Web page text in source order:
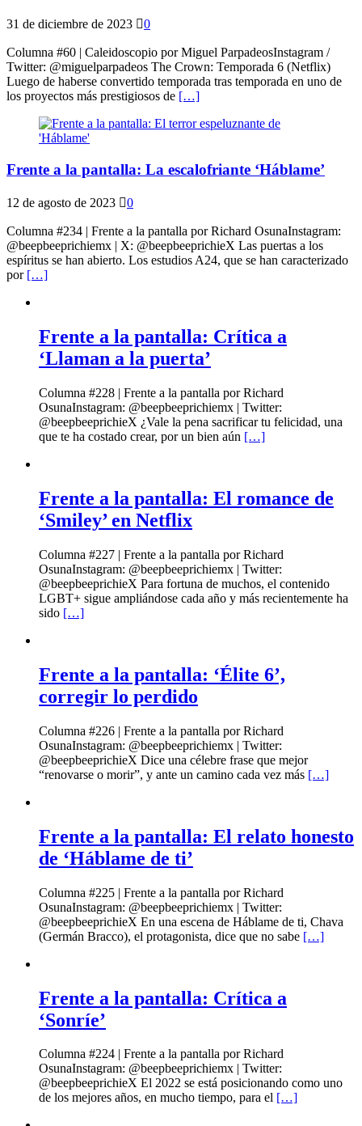
31 de diciembre de 2023 0
Columna #60 | Caleidoscopio por Miguel ParpadeosInstagram /
Twitter: @miguelparpadeos The Crown: Temporada 6 (Netflix)
Luego de haberse convertido temporada tras temporada en uno de
los proyectos más prestigiosos de […]
Frente a la pantalla: La escalofriante ‘Háblame’
12 de agosto de 2023 0
Columna #234 | Frente a la pantalla por Richard OsunaInstagram:
@beepbeeprichiemx | X: @beepbeeprichieX Las puertas a los
espíritus se han abierto. Los estudios A24, que se han caracterizado
por […]
Frente a la pantalla: Crítica a
‘Llaman a la puerta’
Columna #228 | Frente a la pantalla por Richard
OsunaInstagram: @beepbeeprichiemx | Twitter:
@beepbeeprichieX ¿Vale la pena sacrificar tu felicidad, una
que te ha costado crear, por un bien aún […]
Frente a la pantalla: El romance de
‘Smiley’ en Netflix
Columna #227 | Frente a la pantalla por Richard
OsunaInstagram: @beepbeeprichiemx | Twitter:
@beepbeeprichieX Para fortuna de muchos, el contenido
LGBT+ sigue ampliándose cada año y más recientemente ha
sido […]
Frente a la pantalla: ‘Élite 6’,
corregir lo perdido
Columna #226 | Frente a la pantalla por Richard
OsunaInstagram: @beepbeeprichiemx | Twitter:
@beepbeeprichieX Dice una célebre frase que mejor
“renovarse o morir”, y ante un camino cada vez más […]
Frente a la pantalla: El relato honesto
de ‘Háblame de ti’
Columna #225 | Frente a la pantalla por Richard
OsunaInstagram: @beepbeeprichiemx | Twitter:
@beepbeeprichieX En una escena de Háblame de ti, Chava
(Germán Bracco), el protagonista, dice que no sabe […]
Frente a la pantalla: Crítica a
‘Sonríe’
Columna #224 | Frente a la pantalla por Richard
OsunaInstagram: @beepbeeprichiemx | Twitter:
@beepbeeprichieX El 2022 se está posicionando como uno
de los mejores años, en mucho tiempo, para el […]